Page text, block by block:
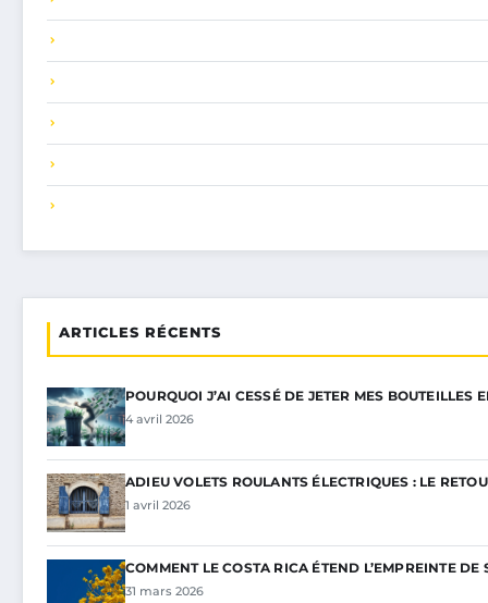
ARTICLES RÉCENTS
POURQUOI J’AI CESSÉ DE JETER MES BOUTEILLES
4 avril 2026
ADIEU VOLETS ROULANTS ÉLECTRIQUES : LE
1 avril 2026
COMMENT LE COSTA RICA ÉTEND L’EMPREINTE DE
31 mars 2026